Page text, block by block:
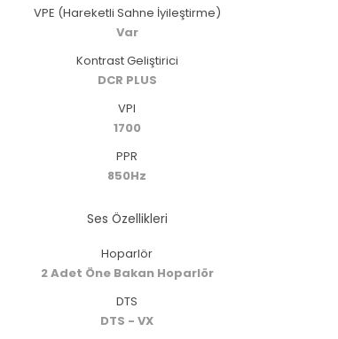
VPE (Hareketli Sahne İyileştirme)
Var
Kontrast Geliştirici
DCR PLUS
VPI
1700
PPR
850Hz
Ses Özellikleri
Hoparlör
2 Adet Öne Bakan Hoparlör
DTS
DTS - VX